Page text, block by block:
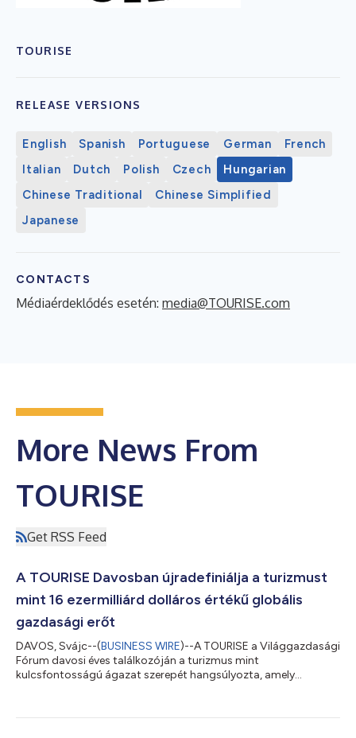
TOURISE
RELEASE VERSIONS
English Spanish Portuguese German
French
Italian
Dutch Polish Czech
Hungarian
Chinese Traditional
Chinese Simplified
Japanese
CONTACTS
Médiaérdeklődés esetén: media@TOURISE.com
More News From
TOURISE
Get RSS Feed
A TOURISE Davosban újradefiniálja a turizmust
mint 16 ezermilliárd dolláros értékű globális
gazdasági erőt
DAVOS, Svájc--(BUSINESS WIRE)--A TOURISE a Világgazdasági
Fórum davosi éves találkozóján a turizmus mint
kulcsfontosságú ágazat szerepét hangsúlyozta, amely
ágazatként kezelt turizmus esetében a TOURISE hangsúlyozta